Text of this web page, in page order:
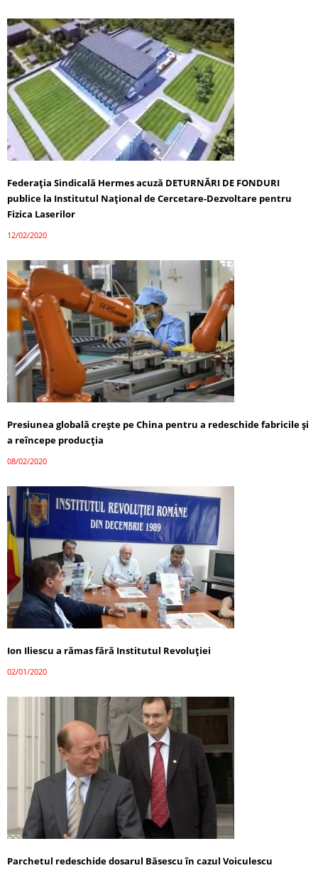
Federația Sindicală Hermes acuză DETURNĂRI DE FONDURI
publice la Institutul Național de Cercetare-Dezvoltare pentru
Fizica Laserilor
12/02/2020
Presiunea globală creşte pe China pentru a redeschide fabricile şi
a reîncepe producţia
08/02/2020
Ion Iliescu a rămas fără Institutul Revoluției
02/01/2020
Parchetul redeschide dosarul Băsescu în cazul Voiculescu